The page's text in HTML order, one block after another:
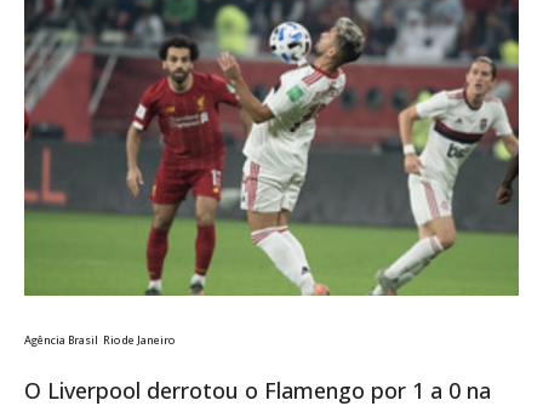
Agência Brasil Rio de Janeiro
O Liverpool derrotou o Flamengo por 1 a 0 na